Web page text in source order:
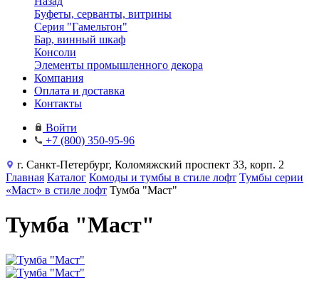
Буфеты, серванты, витрины
Серия "Гамельтон"
Бар, винный шкаф
Консоли
Элементы промышленного декора
Компания
Оплата и доставка
Контакты
Войти
+7 (800) 350-95-96
г. Санкт-Петербург, Коломяжский проспект 33, корп. 2
Главная Каталог Комоды и тумбы в стиле лофт Тумбы серии
«Маст» в стиле лофт Тумба "Маст"
Тумба "Маст"